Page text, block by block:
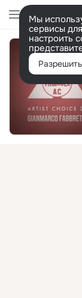
Мы
сервисы
настроить